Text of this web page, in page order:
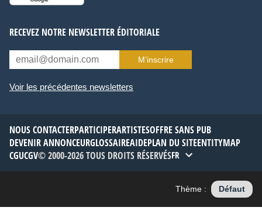
RECEVEZ NOTRE NEWSLETTER ÉDITORIALE
M’inscrire
Voir les précédentes newsletters
NOUS CONTACTERPARTICIPERARTISTESOFFRE SANS PUB
DEVENIR ANNONCEURGLOSSAIREAIDEPLAN DU SITEENTITYMAP
CGUCGV© 2000-2026 TOUS DROITS RÉSERVÉSFR
Thème : Défaut